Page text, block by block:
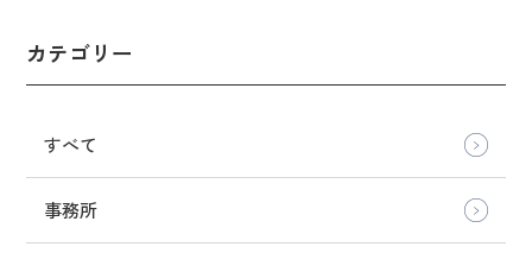
カテゴリー
すべて
事務所